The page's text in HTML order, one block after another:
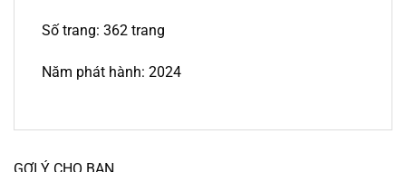
Số trang: 362 trang
Năm phát hành: 2024
GỢI Ý CHO BẠN